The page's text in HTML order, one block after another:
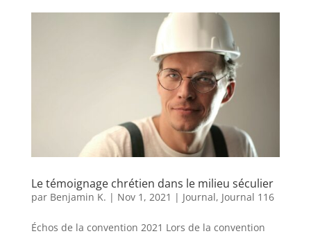
Le témoignage chrétien dans le milieu séculier
par Benjamin K. | Nov 1, 2021 | Journal, Journal 116
Échos de la convention 2021 Lors de la convention